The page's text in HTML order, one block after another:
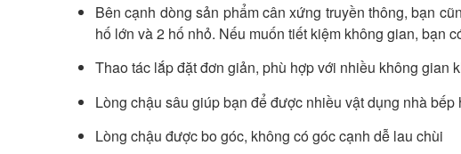
Bên cạnh dòng sản phẩm cân xứng truyền thông, bạn
hố lớn và 2 hố nhỏ. Nếu muốn tiết kiệm không gian, bạn
Thao tác lắp đặt đơn giản, phù hợp với nhiều không gian
Lòng chậu sâu giúp bạn để được nhiều vật dụng nhà
Lòng chậu được bo góc, không có góc cạnh dễ lau chùi